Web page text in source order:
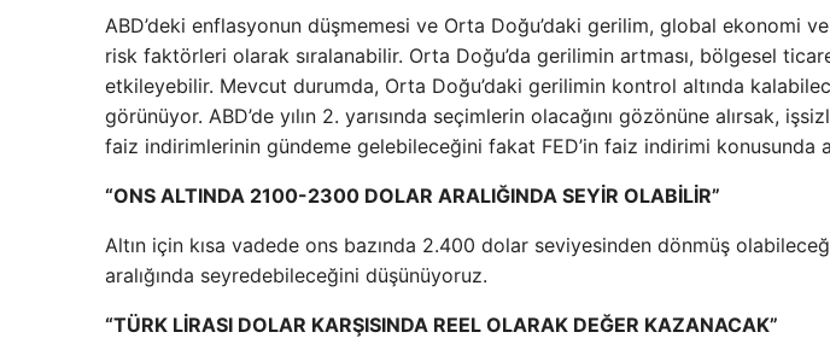
ABD’deki enflasyonun düşmemesi ve Orta Doğu’daki gerilim, global ekonomi ve
risk faktörleri olarak sıralanabilir. Orta Doğu’da gerilimin artması, bölgesel
etkileyebilir. Mevcut durumda, Orta Doğu’daki gerilimin kontrol altında
görünüyor. ABD’de yılın 2. yarısında seçimlerin olacağını gözönüne alırsak,
faiz indirimlerinin gündeme gelebileceğini fakat FED’in faiz indirimi konusunda
“ONS ALTINDA 2100-2300 DOLAR ARALIĞINDA SEYİR OLABİLİR”
Altın için kısa vadede ons bazında 2.400 dolar seviyesinden dönmüş
aralığında seyredebileceğini düşünüyoruz.
“TÜRK LİRASI DOLAR KARŞISINDA REEL OLARAK DEĞER KAZANACAK”